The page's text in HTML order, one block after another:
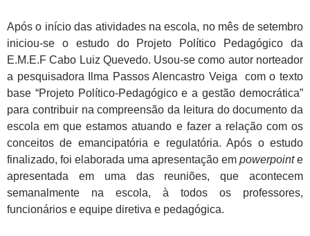
Após o início das atividades na escola, no mês de setembro
iniciou-se o estudo do Projeto Político Pedagógico da
E.M.E.F Cabo Luiz Quevedo. Usou-se como autor norteador
a pesquisadora Ilma Passos Alencastro Veiga com o texto
base “Projeto Político-Pedagógico e a gestão democrática”
para contribuir na compreensão da leitura do documento da
escola em que estamos atuando e fazer a relação com os
conceitos de emancipatória e regulatória. Após o estudo
finalizado, foi elaborada uma apresentação em powerpointe
apresentada em uma das reuniões, que acontecem
semanalmente na escola, à todos os professores,
funcionários e equipe diretiva e pedagógica.